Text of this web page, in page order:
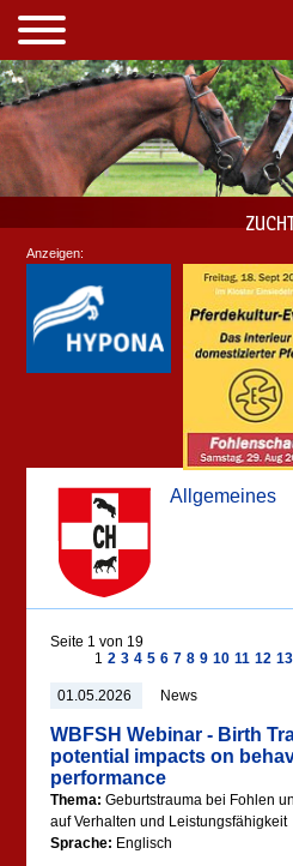
Allgemeines
Seite 1 von 19
1 2 3 4 5 6 7 8 9 10 11 12 13
01.05.2026 News
WBFSH Webinar - Birth
potential impacts on
performance
Thema: Geburtstrauma bei Fohlen
auf Verhalten und Leistungsfähigkeit
Sprache: Englisch
Anzeigen: